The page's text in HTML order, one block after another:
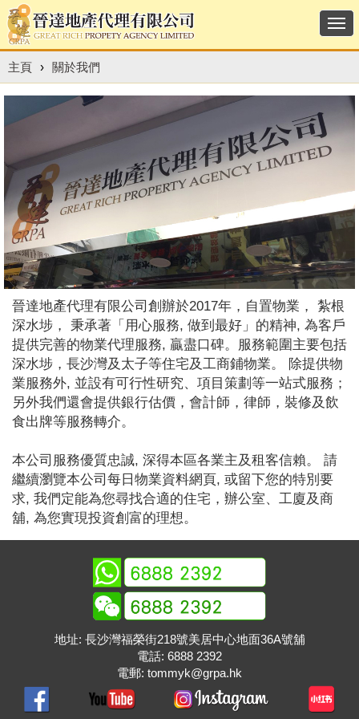
主頁 › 關於我們
晉達地產代理有限公司創辦於2017年，自置物業， 紮根
深水埗， 秉承著「用心服務, 做到最好」的精神, 為客戶
提供完善的物業代理服務, 贏盡口碑。服務範圍主要包括
深水埗，長沙灣及太子等住宅及工商鋪物業。 除提供物
業服務外, 並設有可行性研究、項目策劃等一站式服務；
另外我們還會提供銀行估價，會計師，律師，裝修及飲
食出牌等服務轉介。
本公司服務優質忠誠, 深得本區各業主及租客信賴。 請
繼續瀏覽本公司每日物業資料網頁, 或留下您的特別要
求, 我們定能為您尋找合適的住宅，辦公室、工廈及商
舖, 為您實現投資創富的理想。
地址: 長沙灣福榮街218號美居中心地面36A號舖
電話: 6888 2392
電郵: tommyk@grpa.hk